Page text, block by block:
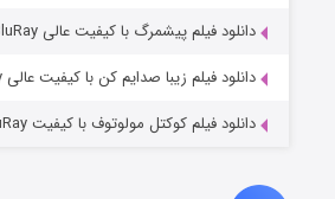
دانلود فیلم پیشمرگ با کیفیت عالی BluRay
دانلود فیلم زیبا صدایم کن با کیفیت عالی BluRay
دانلود فیلم کوکتل مولوتوف با کیفیت BluRay